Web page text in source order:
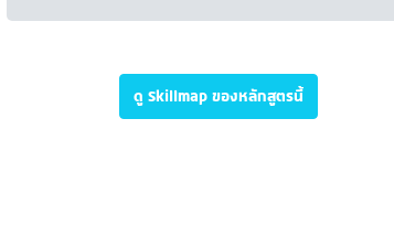
ดู Skillmap ของหลักสูตรนี้